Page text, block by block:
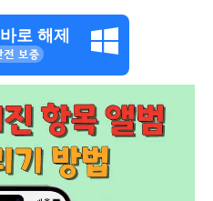
로 해제